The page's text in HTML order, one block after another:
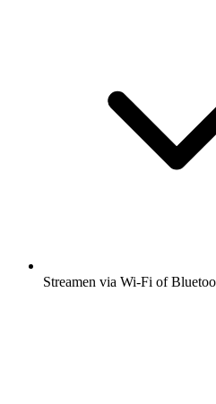
Streamen via Wi-Fi of